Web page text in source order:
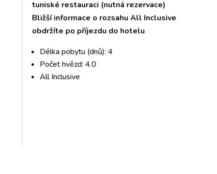
tuniské restauraci (nutná rezervace)
Bližší informace o rozsahu All Inclusive
obdržíte po příjezdu do hotelu
Délka pobytu (dnů): 4
Počet hvězd: 4.0
All Inclusive